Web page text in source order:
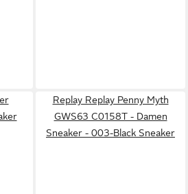
Replay Replay Penny Myth
GWS63 C0158T - Damen
Sneaker - 003-Black Sneaker